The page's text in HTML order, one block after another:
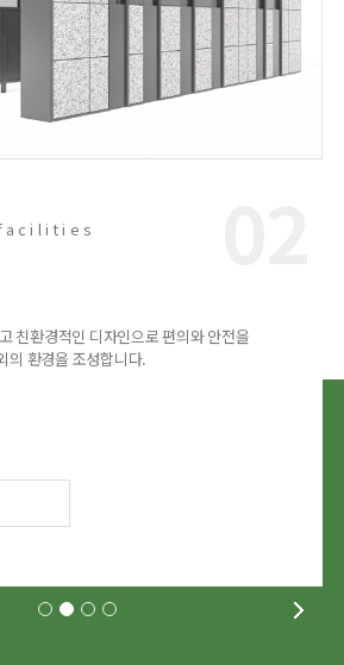
실천하고, 미세먼지와 열섬현상을 완화하여
어 갑니다.